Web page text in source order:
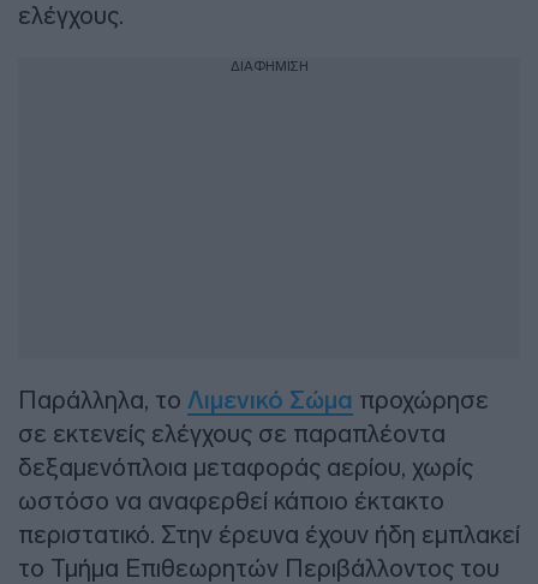
ελέγχους.
ΔΙΑΦΗΜΙΣΗ
Παράλληλα, το Λιμενικό Σώμα προχώρησε
σε εκτενείς ελέγχους σε παραπλέοντα
δεξαμενόπλοια μεταφοράς αερίου, χωρίς
ωστόσο να αναφερθεί κάποιο έκτακτο
περιστατικό. Στην έρευνα έχουν ήδη εμπλακεί
το Τμήμα Επιθεωρητών Περιβάλλοντος του